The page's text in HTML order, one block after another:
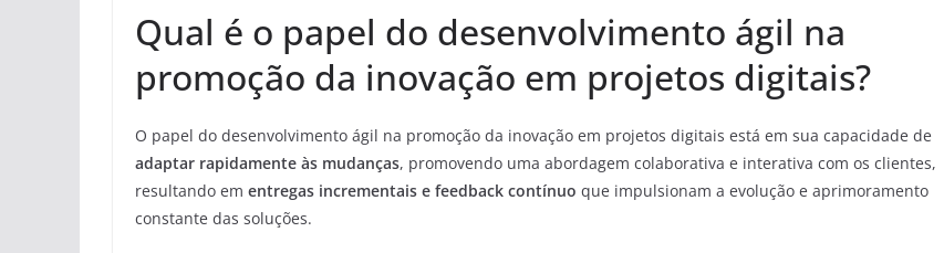
Qual é o papel do desenvolvimento ágil na
promoção da inovação em projetos digitais?
O papel do desenvolvimento ágil na promoção da inovação em projetos digitais está em sua capacidade de
adaptar rapidamente às mudanças, promovendo uma abordagem colaborativa e interativa com os clientes,
resultando em entregas incrementais e feedback contínuo que impulsionam a evolução e aprimoramento
constante das soluções.